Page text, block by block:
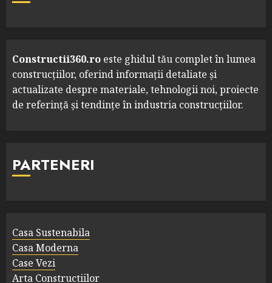
Constructii360.ro este ghidul tău complet în lumea
construcțiilor, oferind informații detaliate și
actualizate despre materiale, tehnologii noi, proiecte
de referință și tendințe în industria construcțiilor.
PARTENERI
Casa Sustenabila
Casa Moderna
Case Vezi
Arta Constructiilor